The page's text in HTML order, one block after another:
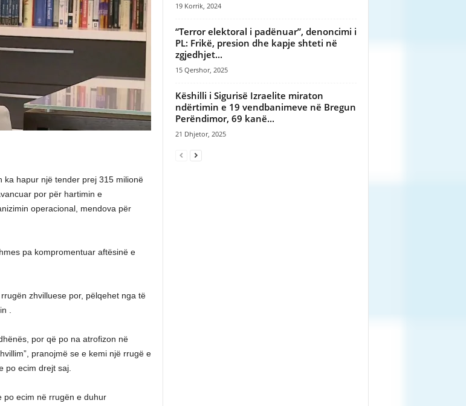
ka hapur një tender prej 315 milionë
por për hartimin e
operacional, mendova për
pa kompromentuar aftësinë e
zhvilluese por, pëlqehet nga të
.
por që po na atrofizon në
pranojmë se e kemi një rrugë e
po ecim drejt saj.
po ecim në rrugën e duhur
19 Korrik, 2024
“Terror elektoral i padënuar”, denoncimi i
PL: Frikë, presion dhe kapje shteti në
zgjedhjet...
15 Qershor, 2025
Këshilli i Sigurisë Izraelite miraton
ndërtimin e 19 vendbanimeve në Bregun
Perëndimor, 69 kanë...
21 Dhjetor, 2025